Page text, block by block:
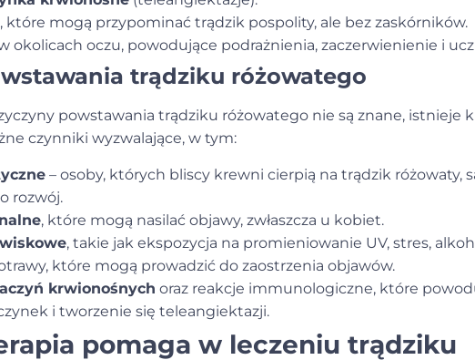
, które mogą przypominać trądzik pospolity, ale bez zaskórników.
okolicach oczu, powodujące podrażnienia, zaczerwienienie i
trądziku różowatego
powstawania trądziku różowategonie są znane, istnieje
czynniki wyzwalające, w tym:
– osoby, których bliscy krewni cierpią na trądzik różowaty,
rozwój.
, które mogą nasilać objawy, zwłaszcza u kobiet.
, takie jak ekspozycja na promieniowanie UV, stres,
które mogą prowadzić do zaostrzenia objawów.
krwionośnych oraz reakcje immunologiczne, które
i tworzenie się teleangiektazji.
pomaga w leczeniu trądziku